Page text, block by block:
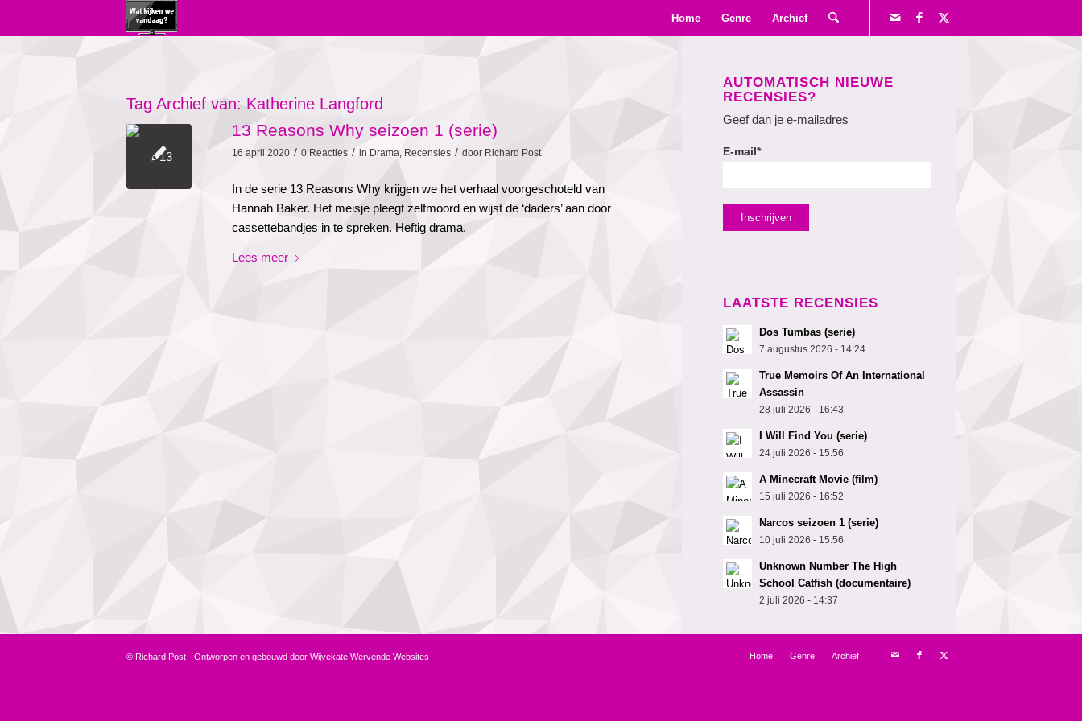
Home Genre Archief
Tag Archief van: Katherine Langford
13 Reasons Why seizoen 1 (serie)
16 april 2020 / 0 Reacties / in Drama, Recensies / door Richard Post
In de serie 13 Reasons Why krijgen we het verhaal voorgeschoteld van
Hannah Baker. Het meisje pleegt zelfmoord en wijst de ‘daders’ aan door
cassettebandjes in te spreken. Heftig drama.
Lees meer
AUTOMATISCH NIEUWE
RECENSIES?
Geef dan je e-mailadres
E-mail*
LAATSTE RECENSIES
Dos Tumbas (serie)
7 augustus 2026 - 14:24
True Memoirs Of An International
Assassin
28 juli 2026 - 16:43
I Will Find You (serie)
24 juli 2026 - 15:56
A Minecraft Movie (film)
15 juli 2026 - 16:52
Narcos seizoen 1 (serie)
10 juli 2026 - 15:56
Unknown Number The High
School Catfish (documentaire)
2 juli 2026 - 14:37
© Richard Post - Ontworpen en gebouwd door Wijvekate Wervende Websites Home Genre Archief